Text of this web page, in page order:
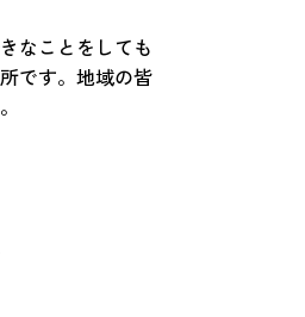
なことをしても
です。地域の皆